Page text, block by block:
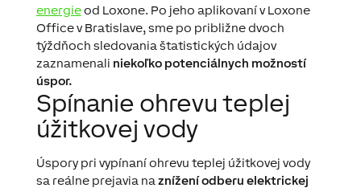
energieod Loxone. Po jeho aplikovaní v Loxone
Office v Bratislave, sme po približne dvoch
týždňoch sledovania štatistických údajov
zaznamenali niekoľko potenciálnych možností
úspor.
Spínanie ohrevu teplej
úžitkovej vody
Úspory pri vypínaní ohrevu teplej úžitkovej vody
sa reálne prejavia na znížení odberu elektrickej